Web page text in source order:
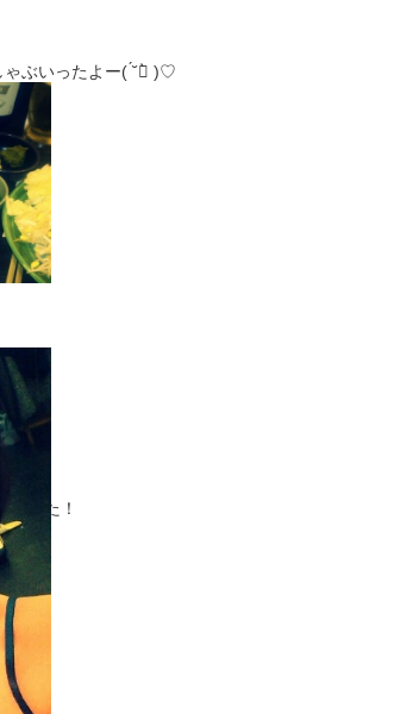
今日は昼までゆっくり寝て夜はしゃぶしゃぶいったよー( ́˘ก̀ )♡
ました！